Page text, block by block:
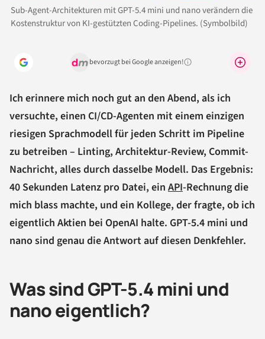
Sub-Agent-Architekturen mit GPT-5.4 mini und nano verändern die
Kostenstruktur von KI-gestützten Coding-Pipelines. (Symbolbild)
bevorzugt bei Google anzeigen!Warum lohnt sich das?
Ich erinnere mich noch gut an den Abend, als ich
versuchte, einen CI/CD-Agenten mit einem einzigen
riesigen Sprachmodell für jeden Schritt im Pipeline
zu betreiben – Linting, Architektur-Review, Commit-
Nachricht, alles durch dasselbe Modell. Das Ergebnis:
40 Sekunden Latenz pro Datei, ein API-Rechnung die
mich blass machte, und ein Kollege, der fragte, ob ich
eigentlich Aktien bei OpenAI halte. GPT-5.4 mini und
nano sind genau die Antwort auf diesen Denkfehler.
Was sind GPT-5.4 mini und
nano eigentlich?